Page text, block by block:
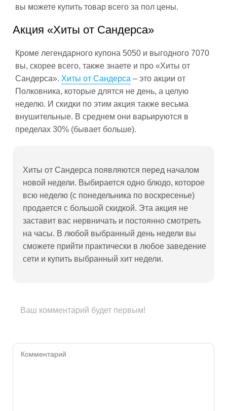
вы можете купить товар всего за пол цены.
Акция «Хиты от Сандерса»
Кроме легендарного купона 5050 и выгодного 7070
вы, скорее всего, также знаете и про «Хиты от
Сандерса». Хиты от Сандерса – это акции от
Полковника, которые длятся не день, а целую
неделю. И скидки по этим акция также весьма
внушительные. В среднем они варьируются в
пределах 30% (бывает больше).
Хиты от Сандерса появляются перед началом
новой недели. Выбирается одно блюдо, которое
всю неделю (с понедельника по воскресенье)
продается с большой скидкой. Эта акция не
заставит вас нервничать и постоянно смотреть
на часы. В любой выбранный день недели вы
сможете прийти практически в любое заведение
сети и купить выбранный хит недели.
Ваш комментарий будет первым!